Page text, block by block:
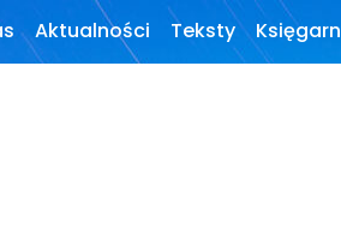
Aktualności Teksty